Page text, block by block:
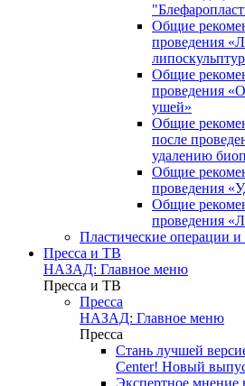
Общие
проведения
Общие
проведения
ушей»
Общие
после
удалению
Общие
проведения
Общие
проведения
Пластические операции
Пресса и ТВ
НАЗАД: Главное меню
Пресса и ТВ
Пресса
НАЗАД: Главное меню
Пресса
Стань лучшей
Center! Новый
Экспертное мнение